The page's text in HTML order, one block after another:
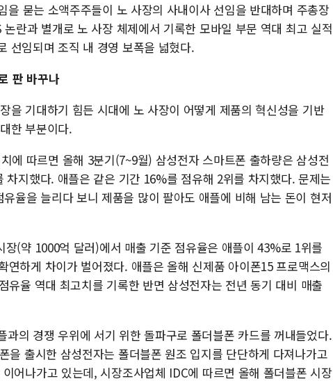
을 묻는 소액주주들이 노 사장의 사내이사 선임을 반대하며 주총장
란과 별개로 노 사장 체제에서 기록한 모바일 부문 역대 최고 실적
선임되며 조직 내 경영 보폭을 넓혔다.
판 바꾸나
을 기대하기 힘든 시대에 노 사장이 어떻게 제품의 혁신성을 기반
한 부분이다.
에 따르면 올해 3분기(7~9월) 삼성전자 스마트폰 출하량은 삼성전
지했다. 애플은 같은 기간 16%를 점유해 2위를 차지했다. 문제는
율을 늘리다 보니 제품을 많이 팔아도 애플에 비해 남는 돈이 현저
(약 1000억 달러)에서 매출 기준 점유율은 애플이 43%로 1위를
연하게 차이가 벌어졌다. 애플은 올해 신제품 아이폰15 프로맥스의
유율 역대 최고치를 기록한 반면 삼성전자는 전년 동기 대비 매출
과의 경쟁 우위에 서기 위한 돌파구로 폴더블폰 카드를 꺼내들었다.
을 출시한 삼성전자는 폴더블폰 원조 입지를 단단하게 다져나가고
어나가고 있는데, 시장조사업체 IDC에 따르면 올해 폴더블폰 시장